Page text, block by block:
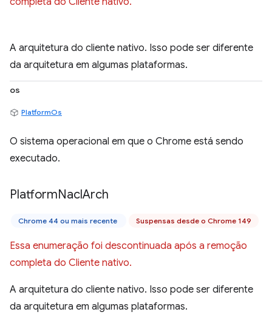
A arquitetura do cliente nativo. Isso pode ser diferente
da arquitetura em algumas plataformas.
os
PlatformOs
O sistema operacional em que o Chrome está sendo
executado.
PlatformNaclArch
Chrome 44 ou mais recente Suspensas desde o Chrome 149
Essa enumeração foi descontinuada após a remoção
completa do Cliente nativo.
A arquitetura do cliente nativo. Isso pode ser diferente
da arquitetura em algumas plataformas.